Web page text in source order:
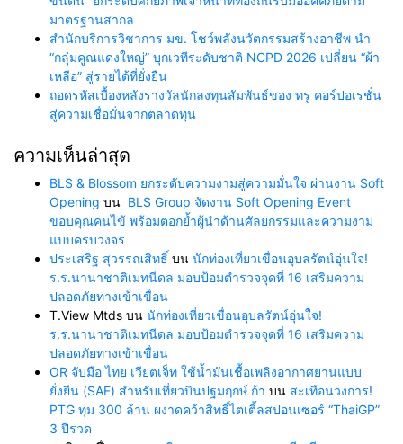
มาตรฐานสากล
สำนักบริการวิชาการ มข. โชว์พลังนวัตกรรมสร้างอาชีพ นำ
“กลุ่มคูณแดงใหญ่” บุกเวทีระดับชาติ NCPD 2026 เปลี่ยน “ผ้า
เหลือ” สู่รายได้ที่ยั่งยืน
ถอดรหัสเบื้องหลังรางวัลนักลงทุนสัมพันธ์ของ ทรู คอร์ปอเรชั่น
สู่ความเชื่อมั่นจากตลาดทุน
ความเห็นล่าสุด
BLS & Blossom ยกระดับความงามสู่ความมั่นใจ ผ่านงาน Soft
Opening บน BLS Group จัดงาน Soft Opening Event
ขอบคุณคนไข้ พร้อมตอกย้ำผู้นำด้านศัลยกรรมและความงาม
แบบครบวงจร
ประเสริฐ สุวรรณสิทธิ์ บน นักท่องเที่ยวเขื่อนอุบลรัตน์อุ่นใจ!
ร.ร.นานาชาติเมทนีดล มอบป้อมตำรวจจุดที่ 16 เสริมความ
ปลอดภัยทางเข้าเขื่อน
T.View Mtds บน นักท่องเที่ยวเขื่อนอุบลรัตน์อุ่นใจ!
ร.ร.นานาชาติเมทนีดล มอบป้อมตำรวจจุดที่ 16 เสริมความ
ปลอดภัยทางเข้าเขื่อน
OR จับมือ ไทย เวียตเจ็ท ใช้น้ำมันเชื้อเพลิงอากาศยานแบบ
ยั่งยืน (SAF) สำหรับเที่ยวบินปฐมฤกษ์ ก้า บน สะเทือนวงการ!
PTG ทุ่ม 300 ล้าน ผงาดคว้าสิทธิ์ไตเติ้ลสปอนเซอร์ “ThaiGP”
3 ปีรวด